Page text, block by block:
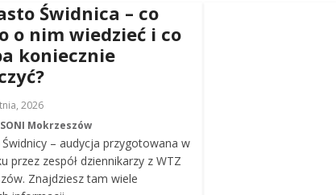
Świdnica – co
o nim wiedzieć i co
koniecznie
2026
Mokrzeszów
– audycja przygotowana w
przez zespół dziennikarzy z WTZ
Znajdziesz tam wiele